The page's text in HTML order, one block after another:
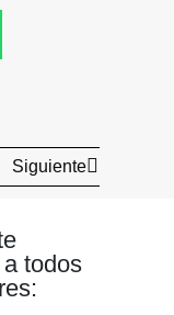
Siguiente
todos